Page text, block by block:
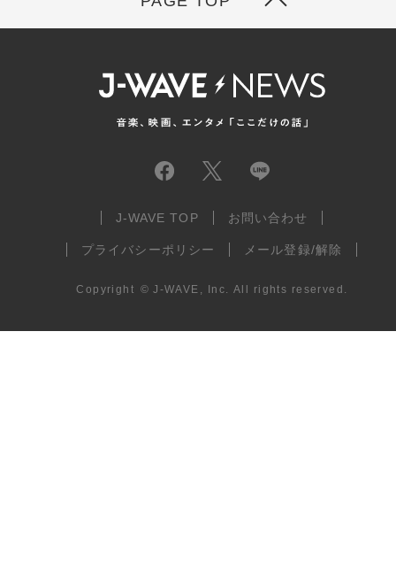
J-WAVE TOP お問い合わせ
プライバシーポリシー メール登録/解除
Copyright © J-WAVE, Inc. All rights reserved.